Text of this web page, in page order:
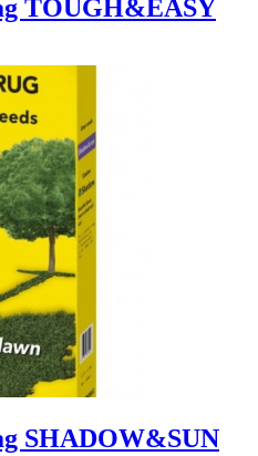
TOUGH&EASY
SHADOW&SUN